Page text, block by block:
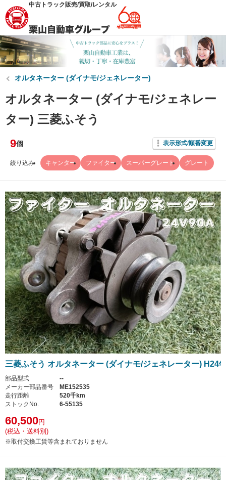
中古トラック販売/買取/レンタル
オルタネーター (ダイナモ/ジェネレーター)
オルタネーター (ダイナモ/ジェネレー
ター) 三菱ふそう
9個 表示形式/順番変更
絞り込み キャンター ファイター スーパーグレート グレート
三菱ふそう オルタネーター (ダイナモ/ジェネレーター) H24
部品型式
--
メーカー部品番号
ME152535
走行距離
520千km
ストックNo.
6-55135
60,500円
(税込・送料別)
※取付交換工賃等含まれておりません